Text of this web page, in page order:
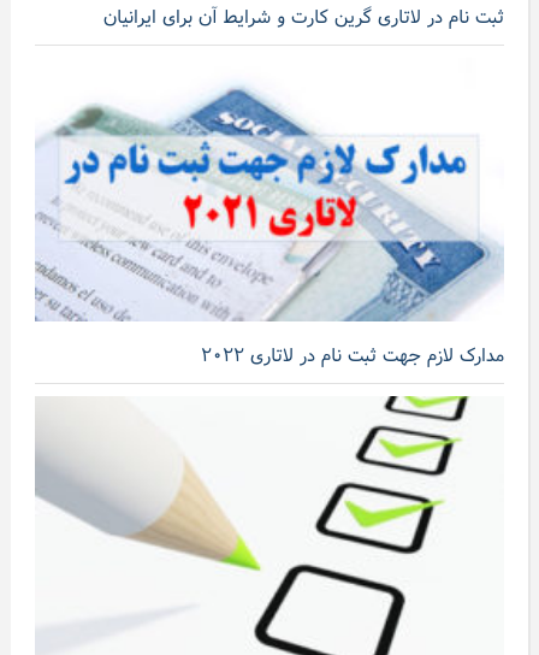
ثبت نام در لاتاری گرین کارت و شرایط آن برای ایرانیان
مدارک لازم جهت ثبت نام در لاتاری ۲۰۲۲